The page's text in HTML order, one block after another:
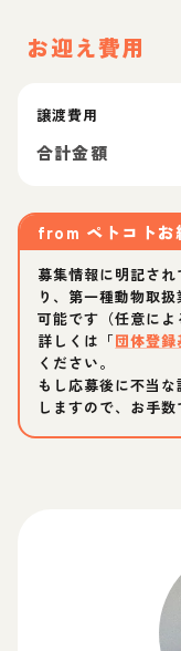
お迎え費用
譲渡費用
合計金額
from ペトコトお
募集情報に明記さ
り、第一種動物取
可能です（任意によ
詳しくは「団体登
ください。
もし応募後に不当
しますので、お手数